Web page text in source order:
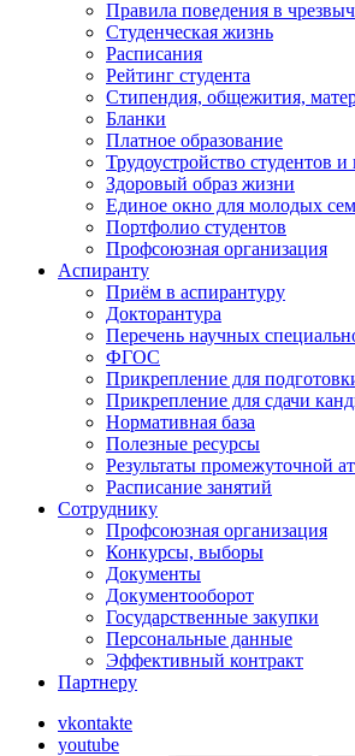
Правила поведения в
Студенческая жизнь
Расписания
Рейтинг студента
Стипендия, общежития,
Бланки
Платное образование
Трудоустройство студентов
Здоровый образ жизни
Единое окно для молодых
Портфолио студентов
Профсоюзная организация
Аспиранту
Приём в аспирантуру
Докторантура
Перечень научных
ФГОС
Прикрепление для
Прикрепление для сдачи
Нормативная база
Полезные ресурсы
Результаты промежуточной
Расписание занятий
Сотруднику
Профсоюзная организация
Конкурсы, выборы
Документы
Документооборот
Государственные закупки
Персональные данные
Эффективный контракт
Партнеру
vkontakte
youtube